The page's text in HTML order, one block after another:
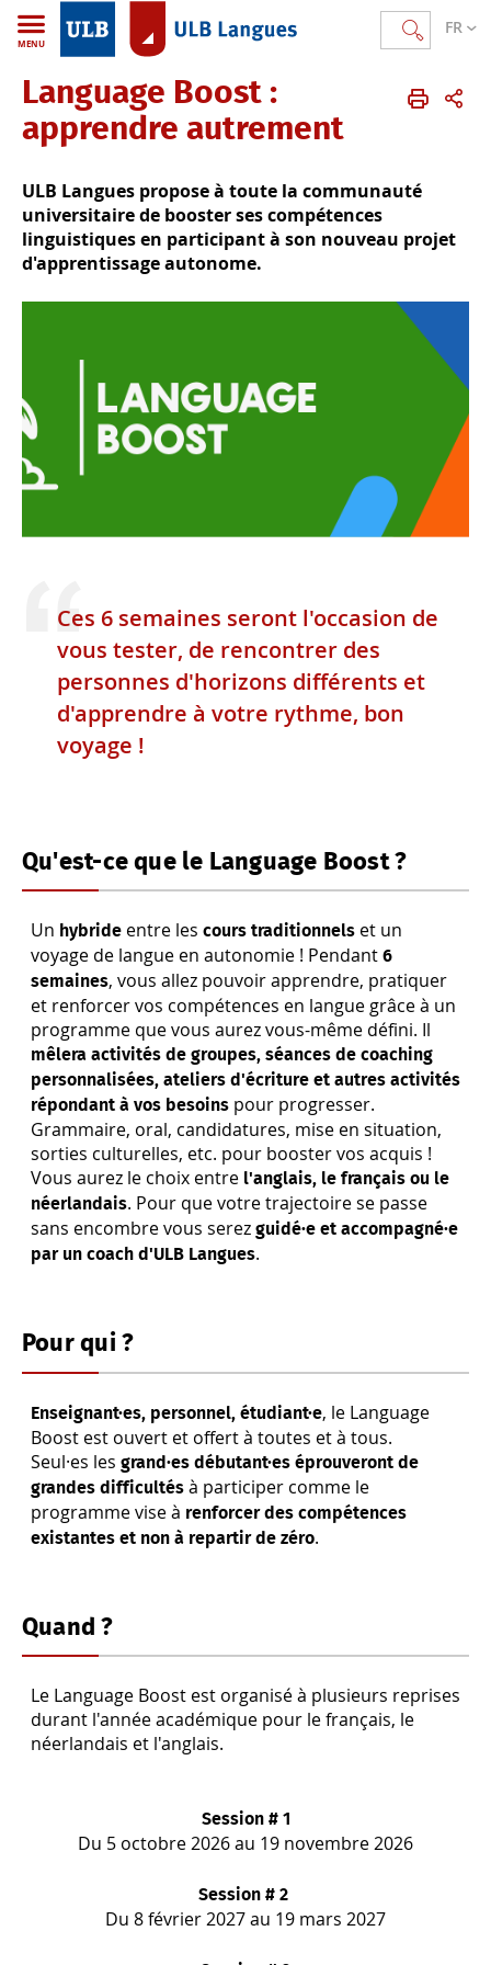
FR
MENU
ULB Langues FR
Apprentissages alternatifs
Je suis académique/scientifique
Language Boost
Language Boost :
apprendre autrement
ULB Langues propose à toute la communauté
universitaire de booster ses compétences
linguistiques en participant à son nouveau projet
d'apprentissage autonome.
Ces 6 semaines seront l'occasion de
vous tester, de rencontrer des
personnes d'horizons différents et
d'apprendre à votre rythme, bon
voyage !
Qu'est-ce que le Language Boost ?
Un hybride entre les cours traditionnels et un
voyage de langue en autonomie ! Pendant 6
semaines, vous allez pouvoir apprendre, pratiquer
et renforcer vos compétences en langue grâce à un
programme que vous aurez vous-même défini. Il
mêlera activités de groupes, séances de coaching
personnalisées, ateliers d'écriture et autres activités
répondant à vos besoins pour progresser.
Grammaire, oral, candidatures, mise en situation,
sorties culturelles, etc. pour booster vos acquis !
Vous aurez le choix entre l'anglais, le français ou le
néerlandais. Pour que votre trajectoire se passe
sans encombre vous serez guidé·e et accompagné·e
par un coach d'ULB Langues.
Pour qui ?
Enseignant·es, personnel, étudiant·e, le Language
Boost est ouvert et offert à toutes et à tous.
Seul·es les grand·es débutant·es éprouveront de
grandes difficultés à participer comme le
programme vise à renforcer des compétences
existantes et non à repartir de zéro.
Quand ?
Le Language Boost est organisé à plusieurs reprises
durant l'année académique pour le français, le
néerlandais et l'anglais.
Session # 1
Du 5 octobre 2026 au 19 novembre 2026
Session # 2
Du 8 février 2027 au 19 mars 2027